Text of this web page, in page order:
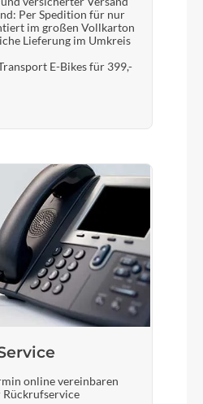
NVX-30
Per Spedition für nur
im großen Vollkarton
Lieferung im Umkreis
E-Bikes für 399,-
online vereinbaren
Rückrufservice